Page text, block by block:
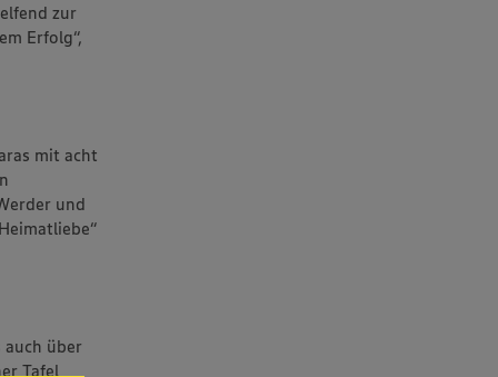
zur
Erfolg“,
mit acht
und
auch über
Tafel